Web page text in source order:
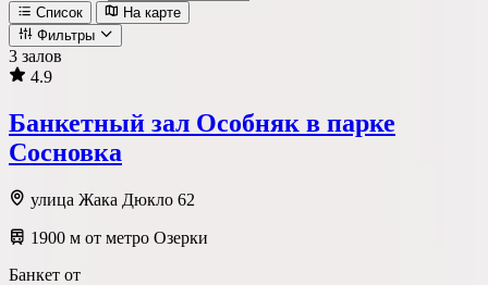
Список
На карте
Фильтры
Локация
Метро Район Округ
Тип площадки
3 залов
4.9
Банкетный зал Oсобняк в парке
Сосновкa
улица Жака Дюкло 62
1900 м от метро Озерки
Банкет от